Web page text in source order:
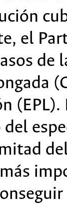
el
de
(EPL).